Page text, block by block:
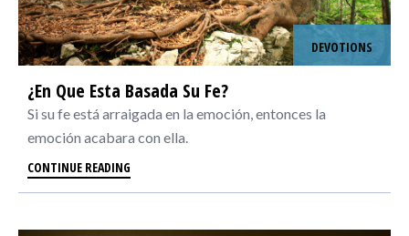
DEVOTIONS
¿En Que Esta Basada Su Fe?
Si su fe está arraigada en la emoción, entonces la
emoción acabara con ella.
CONTINUE READING